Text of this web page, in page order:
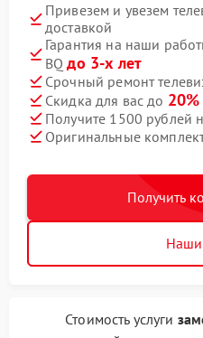
Привезем и увезем
доставкой
Гарантия на наши
BQдо 3-х лет
Срочный ремонт
Скидка для вас до 20%
Получите 1500 рублей
Оригинальные
Получить
Стоимость услуги